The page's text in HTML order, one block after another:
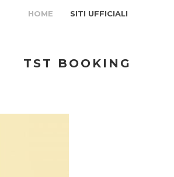
HOME SITI UFFICIALI
TST BOOKING